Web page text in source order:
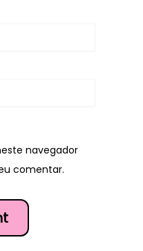
navegador
comentar.